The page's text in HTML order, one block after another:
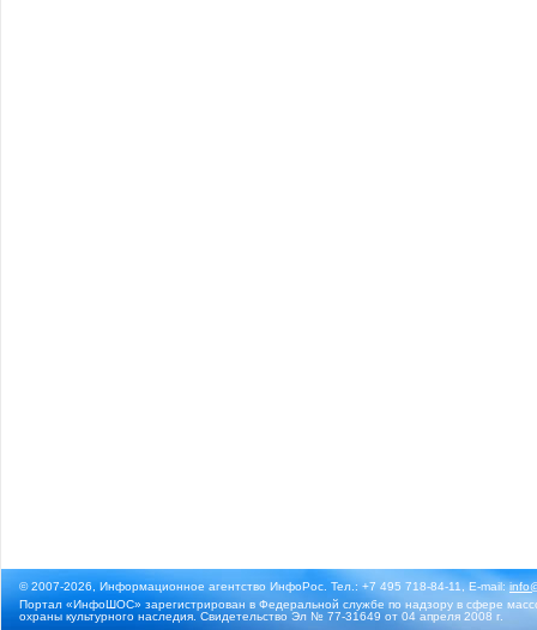
© 2007-2026, Информационное агентство ИнфоРос. Тел.: +7 495 718-84-11, E-mail:
Портал «ИнфоШОС» зарегистрирован в Федеральной службе по надзору в сфере
охраны культурного наследия. Свидетельство Эл № 77-31649 от 04 апреля 2008 г.